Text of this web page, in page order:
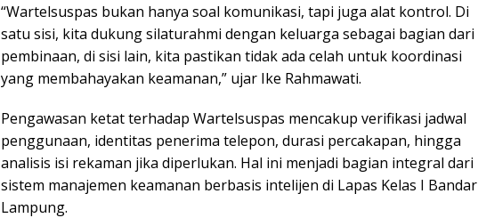
“Wartelsuspas bukan hanya soal komunikasi, tapi juga alat kontrol. Di
satu sisi, kita dukung silaturahmi dengan keluarga sebagai bagian dari
pembinaan, di sisi lain, kita pastikan tidak ada celah untuk koordinasi
yang membahayakan keamanan,” ujar Ike Rahmawati.
Pengawasan ketat terhadap Wartelsuspas mencakup verifikasi jadwal
penggunaan, identitas penerima telepon, durasi percakapan, hingga
analisis isi rekaman jika diperlukan. Hal ini menjadi bagian integral dari
sistem manajemen keamanan berbasis intelijen di Lapas Kelas I Bandar
Lampung.